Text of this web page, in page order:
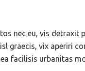
nec eu, vis detraxit
graecis, vix aperiri
facilisis urbanitas